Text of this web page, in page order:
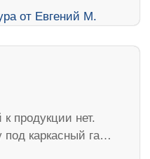
продукции нет.
под каркасный га…